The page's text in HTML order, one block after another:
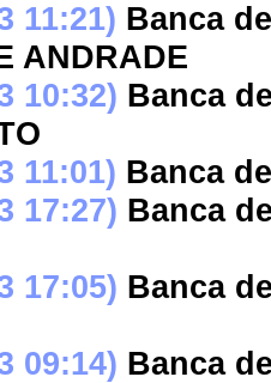
11:21) Banca
ANDRADE
10:32) Banca
11:01) Banca
17:27) Banca
17:05) Banca
09:14) Banca